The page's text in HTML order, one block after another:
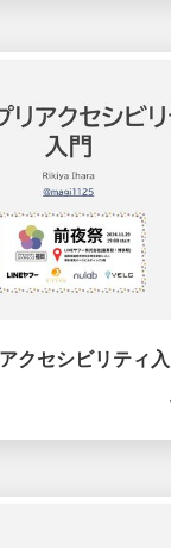
クセシビリティ